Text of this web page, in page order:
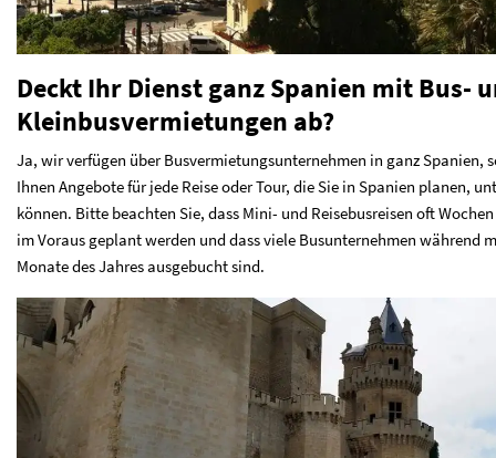
Deckt Ihr Dienst ganz Spanien mit Bus-
Kleinbusvermietungen ab?
Ja, wir verfügen über Busvermietungsunternehmen in ganz Spanien,
Ihnen Angebote für jede Reise oder Tour, die Sie in Spanien planen,
können. Bitte beachten Sie, dass Mini- und Reisebusreisen oft
im Voraus geplant werden und dass viele Busunternehmen während
Monate des Jahres ausgebucht sind.